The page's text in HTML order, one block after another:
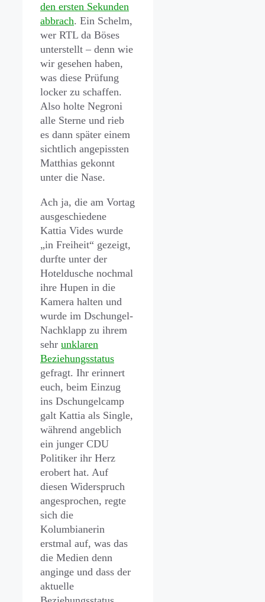
den ersten Sekunden
abbrach. Ein Schelm,
wer RTL da Böses
unterstellt – denn wie
wir gesehen haben,
was diese Prüfung
locker zu schaffen.
Also holte Negroni
alle Sterne und rieb
es dann später einem
sichtlich angepissten
Matthias gekonnt
unter die Nase.
Ach ja, die am Vortag
ausgeschiedene
Kattia Vides wurde
„in Freiheit“ gezeigt,
durfte unter der
Hoteldusche nochmal
ihre Hupen in die
Kamera halten und
wurde im Dschungel-
Nachklapp zu ihrem
sehr unklaren
Beziehungsstatus
gefragt. Ihr erinnert
euch, beim Einzug
ins Dschungelcamp
galt Kattia als Single,
während angeblich
ein junger CDU
Politiker ihr Herz
erobert hat. Auf
diesen Widerspruch
angesprochen, regte
sich die
Kolumbianerin
erstmal auf, was das
die Medien denn
anginge und dass der
aktuelle